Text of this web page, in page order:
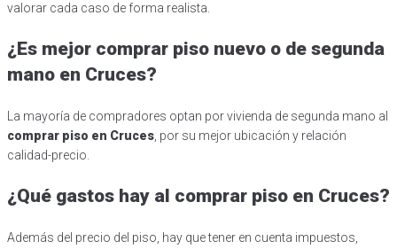
valorar cada caso de forma realista.
¿Es mejor comprar piso nuevo o de segunda
mano en Cruces?
La mayoría de compradores optan por vivienda de segunda mano al
comprar piso en Cruces , por su mejor ubicación y relación
calidad-precio.
¿Qué gastos hay al comprar piso en Cruces?
Además del precio del piso, hay que tener en cuenta impuestos,